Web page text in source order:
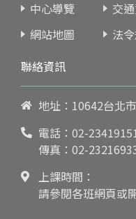
中心導覽
交
網站地圖
法
聯絡資訊
地址：10642台北
電話： 02-
傳真：02-
上課時間：
請參閱各班網頁或